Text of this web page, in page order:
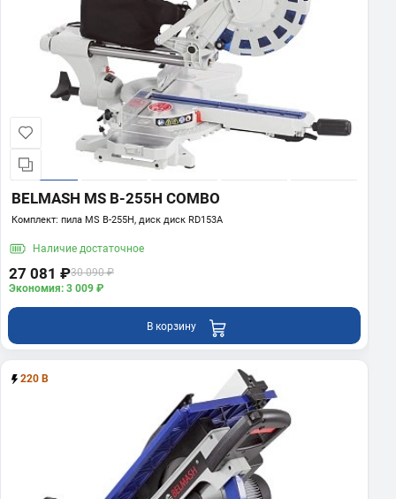
BELMASH MS B-255H COMBO
Комплект: пила MS B-255H, диск диск RD153A
Наличие достаточное
27 081 ₽30 090 ₽
Экономия: 3 009 ₽
В корзину
220 В